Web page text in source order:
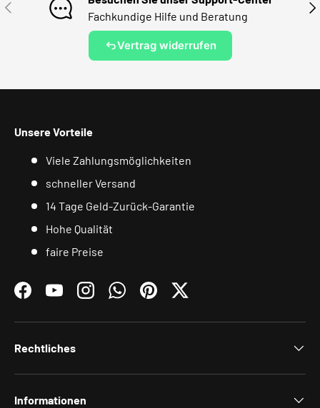
VORHERIGE
Fachkundige Hilfe und Beratung
Vertrag widerrufen
Unsere Vorteile
Viele Zahlungsmöglichkeiten
schneller Versand
14 Tage Geld-Zurück-Garantie
Hohe Qualität
faire Preise
FacebookYouTubeInstagramWhatsAppPinterestTwitter
Rechtliches
Informationen